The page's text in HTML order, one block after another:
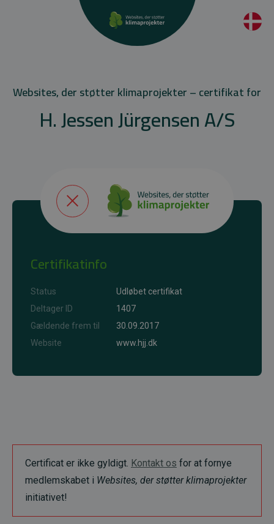
Websites, der støtter klimaprojekter – certifikat for
H. Jessen Jürgensen A/S
Certifikatinfo
Status
Udløbet certifikat
Deltager ID
1407
Gældende frem til
30.09.2017
Website
www.hjj.dk
Certificat er ikke gyldigt. Kontakt os for at fornye
medlemskabet i Websites, der støtter klimaprojekter
initiativet!